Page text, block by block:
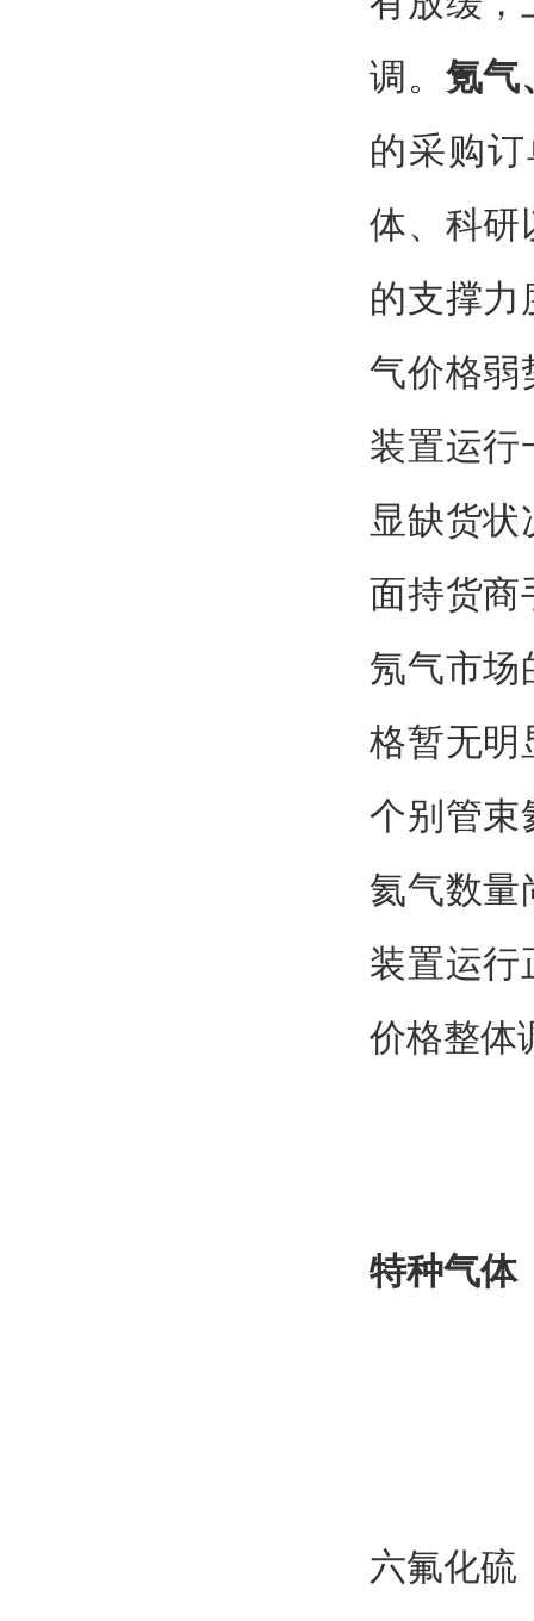
调。 氪气
的采购
体、科研
的支撑
气价格弱
装置运行
显缺货
面持货商
氖气市场
格暂无明
个别管束
氦气数量
装置运行
价格整体
特种气体
六氟化